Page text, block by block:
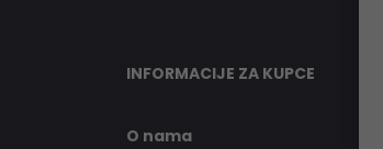
INFORMACIJE ZA KUPCE
O nama